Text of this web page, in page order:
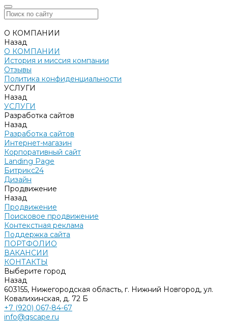
О КОМПАНИИ
Назад
О КОМПАНИИ
История и миссия компании
Отзывы
Политика конфиденциальности
УСЛУГИ
Назад
УСЛУГИ
Разработка сайтов
Назад
Разработка сайтов
Интернет-магазин
Корпоративный сайт
Landing Page
Битрикс24
Дизайн
Продвижение
Назад
Продвижение
Поисковое продвижение
Контекстная реклама
Поддержка сайта
ПОРТФОЛИО
ВАКАНСИИ
КОНТАКТЫ
Выберите город
Назад
603155, Нижегородская область, г. Нижний Новгород, ул.
Ковалихинская, д. 72 Б
+7 (920) 067-84-67
info@qscape.ru